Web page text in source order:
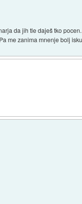
da jih tle daješ tko
me zanima mnenje bolj